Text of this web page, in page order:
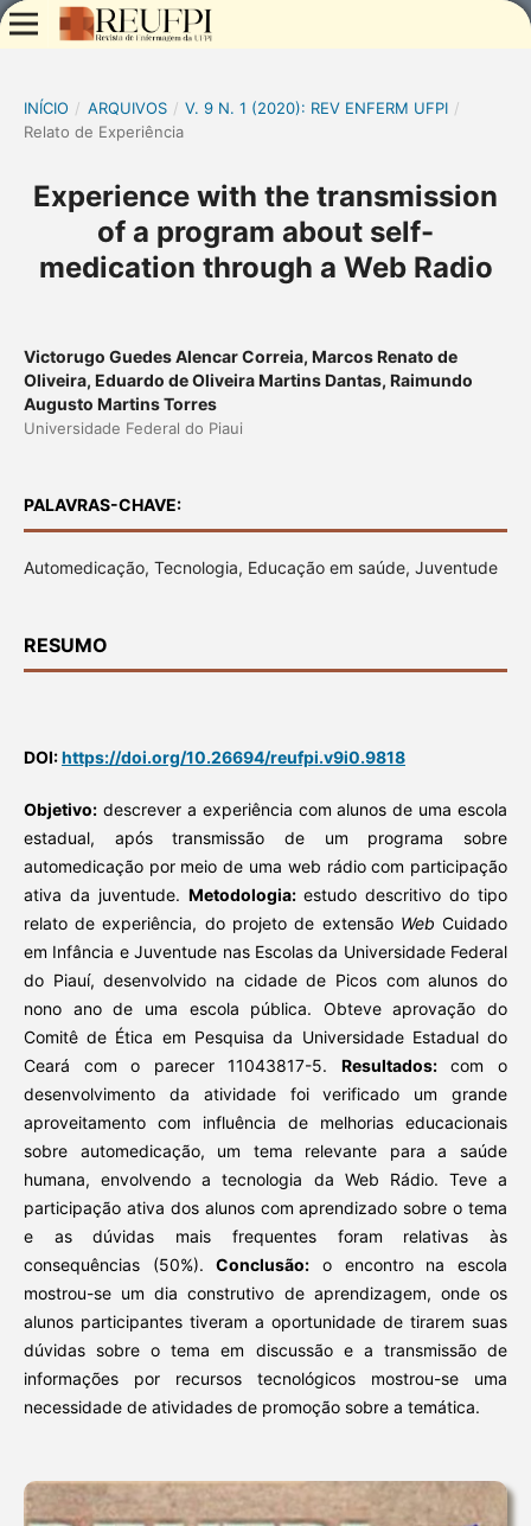
INÍCIO / ARQUIVOS / V. 9 N. 1 (2020): REV ENFERM UFPI /
Relato de Experiência
Experience with the transmission
of a program about self-
medication through a Web Radio
Victorugo Guedes Alencar Correia, Marcos Renato de
Oliveira, Eduardo de Oliveira Martins Dantas, Raimundo
Augusto Martins Torres
Universidade Federal do Piaui
PALAVRAS-CHAVE:
Automedicação, Tecnologia, Educação em saúde, Juventude
RESUMO
DOI:https://doi.org/10.26694/reufpi.v9i0.9818
Objetivo:descrever a experiência com alunos de uma escola
estadual, após transmissão de um programa sobre
automedicação por meio de uma web rádio com participação
ativa da juventude. Metodologia:estudo descritivo do tipo
relato de experiência, do projeto de extensão Web Cuidado
em Infância e Juventude nas Escolas da Universidade Federal
do Piauí, desenvolvido na cidade de Picos com alunos do
nono ano de uma escola pública. Obteve aprovação do
Comitê de Ética em Pesquisa da Universidade Estadual do
Ceará com o parecer 11043817-5. Resultados:com o
desenvolvimento da atividade foi verificado um grande
aproveitamento com influência de melhorias educacionais
sobre automedicação, um tema relevante para a saúde
humana, envolvendo a tecnologia da Web Rádio. Teve a
participação ativa dos alunos com aprendizado sobre o tema
e as dúvidas mais frequentes foram relativas às
consequências (50%).Conclusão: o encontro na escola
mostrou-se um dia construtivo de aprendizagem, onde os
alunos participantes tiveram a oportunidade de tirarem suas
dúvidas sobre o tema em discussão e a transmissão de
informações por recursos tecnológicos mostrou-se uma
necessidade de atividades de promoção sobre a temática.